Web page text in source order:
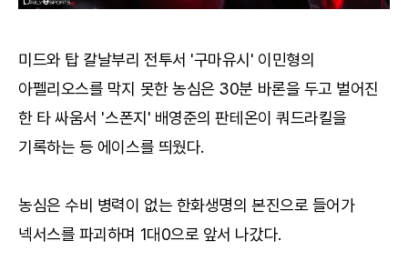
미드와 탑 칼날부리 전투서 '구마유시' 이민형의
아펠리오스를 막지 못한 농심은 30분 바론을 두고 벌어진
한 타 싸움서 '스폰지' 배영준의 판테온이 쿼드라킬을
기록하는 등 에이스를 띄웠다.
농심은 수비 병력이 없는 한화생명의 본진으로 들어가
넥서스를 파괴하며 1대0으로 앞서 나갔다.